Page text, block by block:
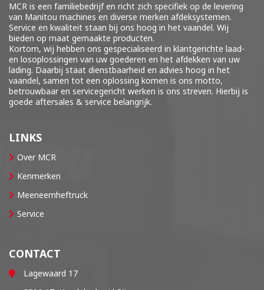
MCR is een familiebedrijf en richt zich specifiek op de levering
van Manitou machines en diverse merken afdeksystemen.
Service en kwaliteit staan bij ons hoog in het vaandel. Wij
bieden op maat gemaakte producten.
Kortom, wij hebben ons gespecialiseerd in klantgerichte laad-
en losoplossingen van uw goederen en het afdekken van uw
lading. Daarbij staat dienstbaarheid en advies hoog in het
vaandel, samen tot een oplossing komen is ons motto,
betrouwbaar en servicegericht werken is ons streven. Hierbij is
goede aftersales & service belangrijk.
LINKS
Over MCR
Kenmerken
Meeneemheftruck
Service
CONTACT
Lagewaard 17